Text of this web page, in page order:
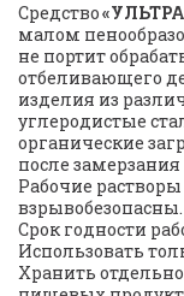
Средство
малом
не портит
отбеливающего
изделия из
углеродистые
органические
после
Рабочие
Срок годности
Использовать
Хранить